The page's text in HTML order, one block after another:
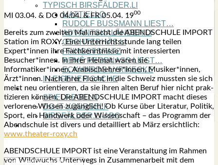
TYPISCH BIRSFÄLDER.LI
MATTIELLO
RUDOLF BUSS­MANN LIEST…
ADVÄNTSKALÄNDER.LI
OSCHTERHÄS.LI
PFINGST­SPATZ
RENÉ REGEN­ASS LIEST…
ECK­HARDS LYRIK­ECKE
IN EIGE­NER SACHE
SO GOOT’S
SPIEL­RE­GELN
DO-IT-YOUR­S­ELF
BIRSFÄLDER.LI-ABO
SHOUT­BOX
MI 03.04. & DO 04.04. & FR 05.04. 1900
Bereits zum zwei­ten Mal macht die ABENDSCHULE IMPORT
Sta­ti­on im ROXY. Eine Unter­richts­stun­de lang tei­len
Expert*innen ihre Fach­kennt­nis­se mit inter­es­sier­ten
Besucher*innen. In ihrer Hei­mat waren sie
Informatiker*innen, Arabischlehrer*innen, Musiker*innen,
Ärzt*innen. Nach ihrer Flucht in die Schweiz muss­ten sie sich
meist neu ori­en­tie­ren, da sie ihren alten Beruf hier nicht prak­
ti­zie­ren kön­nen. Die ABENDSCHULE IMPORT macht die­ses
ver­lo­re­ne Wis­sen zugäng­lich! Ob Kur­se über Lite­ra­tur, Poli­tik,
Sport, ein Hand­werk oder Wis­sen­schaft – das Pro­gramm der
Abend­schu­le ist divers und detail­liert ab März ersicht­lich:
www.theater-roxy.ch
ABENDSCHULE IMPORT ist eine Ver­an­stal­tung im Rah­men
von Wild­wuchs Unter­wegs in Zusam­men­ar­beit mit dem